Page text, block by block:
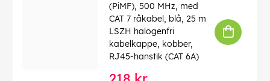
(PiMF), 500 MHz, med
CAT 7 råkabel, blå, 25 m
LSZH halogenfri
kabelkappe, kobber,
RJ45-hanstik (CAT 6A)